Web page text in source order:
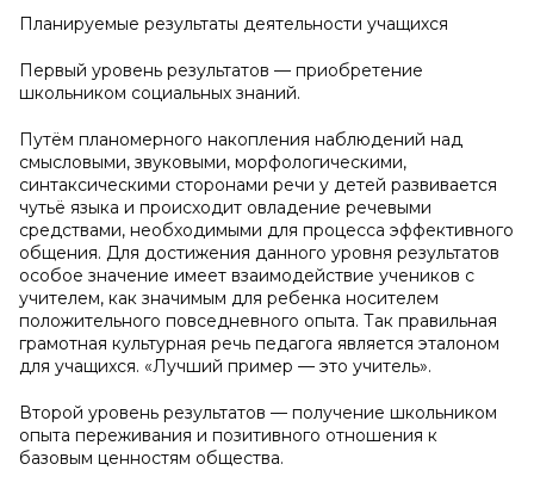
Планируемые результаты деятельности учащихся
Первый уровень результатов — приобретение
школьником социальных знаний.
Путём планомерного накопления наблюдений над
смысловыми, звуковыми, морфологическими,
синтаксическими сторонами речи у детей развивается
чутьё языка и происходит овладение речевыми
средствами, необходимыми для процесса эффективного
общения. Для достижения данного уровня результатов
особое значение имеет взаимодействие учеников с
учителем, как значимым для ребенка носителем
положительного повседневного опыта. Так правильная
грамотная культурная речь педагога является эталоном
для учащихся. «Лучший пример — это учитель».
Второй уровень результатов — получение школьником
опыта переживания и позитивного отношения к
базовым ценностям общества.